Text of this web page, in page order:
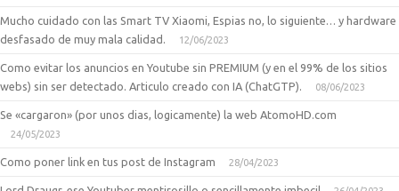
Mucho cuidado con las Smart TV Xiaomi, Espias no, lo siguiente… y hardware
desfasado de muy mala calidad.
12/06/2023
Como evitar los anuncios en Youtube sin PREMIUM (y en el 99% de los sitios
webs) sin ser detectado. Articulo creado con IA (ChatGTP).
08/06/2023
Se «cargaron» (por unos dias, logicamente) la web AtomoHD.com
24/05/2023
Como poner link en tus post de Instagram 28/04/2023